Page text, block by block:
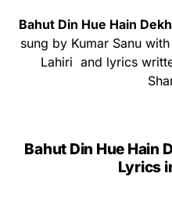
Bahut Din Hue Hain
sung by Kumar Sanu
Lahiri and lyrics
Bahut Din Hue Hain
Lyrics